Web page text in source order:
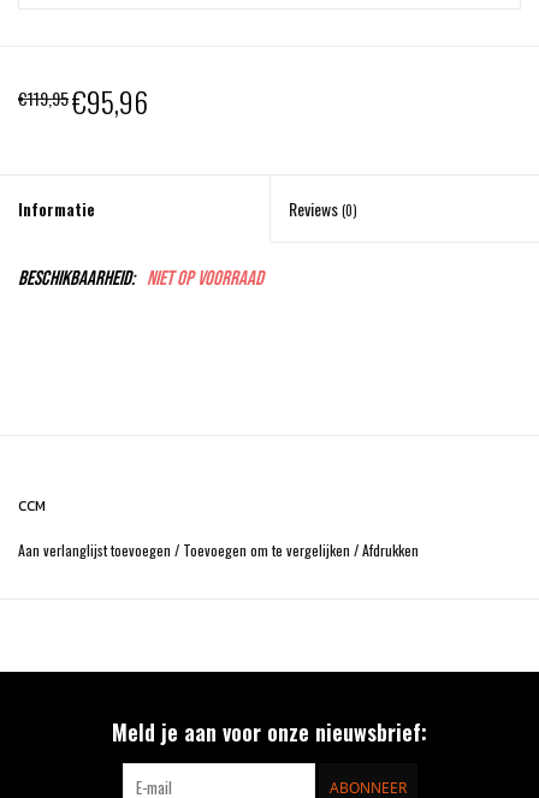
€119,95€95,96
Informatie Reviews(0)
Beschikbaarheid: Niet op voorraad
CCM
Aan verlanglijst toevoegen / Toevoegen om te vergelijken /Afdrukken
Meld je aan voor onze nieuwsbrief:
ABONNEER